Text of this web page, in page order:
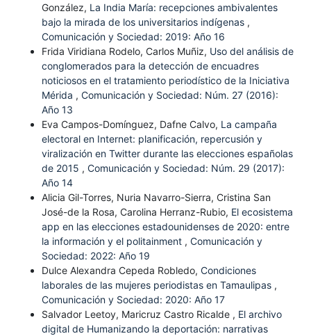
González, La India María: recepciones ambivalentes
bajo la mirada de los universitarios indígenas ,
Comunicación y Sociedad: 2019: Año 16
Frida Viridiana Rodelo, Carlos Muñiz, Uso del análisis de
conglomerados para la detección de encuadres
noticiosos en el tratamiento periodístico de la Iniciativa
Mérida , Comunicación y Sociedad: Núm. 27 (2016):
Año 13
Eva Campos-Domínguez, Dafne Calvo, La campaña
electoral en Internet: planificación, repercusión y
viralización en Twitter durante las elecciones españolas
de 2015 , Comunicación y Sociedad: Núm. 29 (2017):
Año 14
Alicia Gil-Torres, Nuria Navarro-Sierra, Cristina San
José-de la Rosa, Carolina Herranz-Rubio, El ecosistema
app en las elecciones estadounidenses de 2020: entre
la información y el politainment , Comunicación y
Sociedad: 2022: Año 19
Dulce Alexandra Cepeda Robledo, Condiciones
laborales de las mujeres periodistas en Tamaulipas ,
Comunicación y Sociedad: 2020: Año 17
Salvador Leetoy, Maricruz Castro Ricalde , El archivo
digital de Humanizando la deportación: narrativas